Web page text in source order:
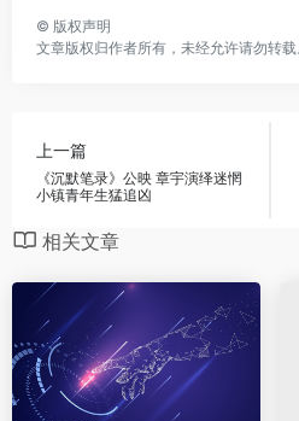
© 版权声明
文章版权归作者所有，未经允许请勿转载
上一篇
《沉默笔录》公映 章宇演绎迷惘
小镇青年生猛追凶
相关文章